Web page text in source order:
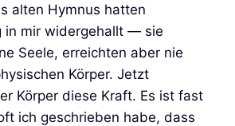
alten Hymnus hatten
in mir widergehallt — sie
Seele, erreichten aber nie
Körper. Jetzt
Körper diese Kraft. Es ist fast
ich geschrieben habe, dass